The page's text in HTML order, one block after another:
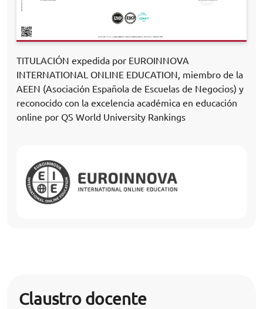
TITULACIÓN expedida por EUROINNOVA
INTERNATIONAL ONLINE EDUCATION, miembro de la
AEEN (Asociación Española de Escuelas de Negocios) y
reconocido con la excelencia académica en educación
online por QS World University Rankings
Claustro docente